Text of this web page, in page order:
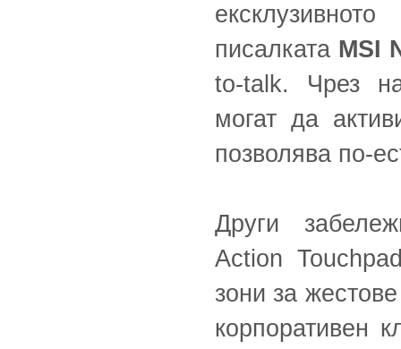
писалката MSI
to-talk. Чрез
могат да
позволява по-
Други
Action
зони за
корпоративен